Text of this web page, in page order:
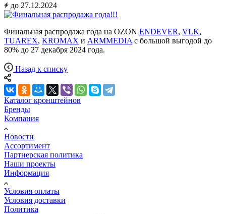
до 27.12.2024
Финальная распродажа года на OZON ENDEVER, VLK,
TUAREX, KROMAX и ARMMEDIA с большой выгодой до
80% до 27 декабря 2024 года.
Назад к списку
Каталог кронштейнов
Бренды
Компания
Новости
Ассортимент
Партнерская политика
Наши проекты
Информация
Условия оплаты
Условия доставки
Политика